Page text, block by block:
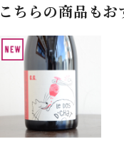
こちらの商品もお